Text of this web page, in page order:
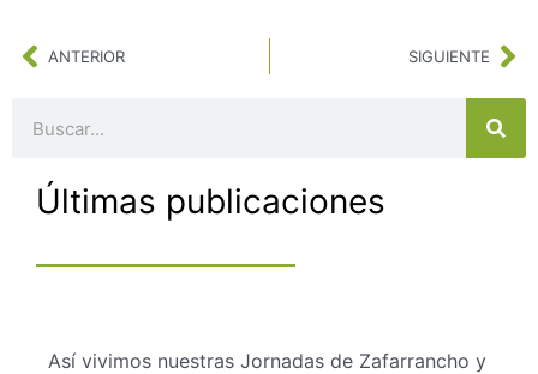
AntANTERIOR SIGUIENTE
Últimas publicaciones
Así vivimos nuestras Jornadas de Zafarrancho y